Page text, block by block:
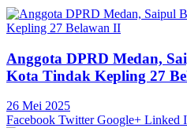
Anggota DPRD Medan,
Kota Tindak Kepling 27
26 Mei 2025
Facebook Twitter Google+ Linked